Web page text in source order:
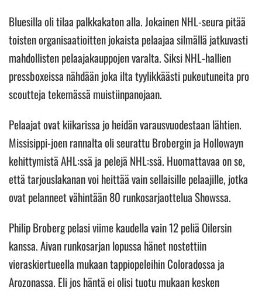
Bluesilla oli tilaa palkkakaton alla. Jokainen NHL-seura pitää
toisten organisaatioitten jokaista pelaajaa silmällä jatkuvasti
mahdollisten pelaajakauppojen varalta. Siksi NHL-hallien
pressboxeissa nähdään joka ilta tyylikkäästi pukeutuneita pro
scoutteja tekemässä muistiinpanojaan.
Pelaajat ovat kiikarissa jo heidän varausvuodestaan lähtien.
Missisippi-joen rannalta oli seurattu Brobergin ja Hollowayn
kehittymistä AHL:ssä ja pelejä NHL:ssä. Huomattavaa on se,
että tarjouslakanan voi heittää vain sellaisille pelaajille, jotka
ovat pelanneet vähintään 80 runkosarjaottelua Showssa.
Philip Broberg pelasi viime kaudella vain 12 peliä Oilersin
kanssa. Aivan runkosarjan lopussa hänet nostettiin
vieraskiertueella mukaan tappiopeleihin Coloradossa ja
Arozonassa. Eli jos häntä ei olisi tuotu mukaan kesken